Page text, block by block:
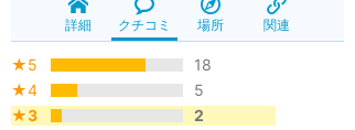
詳細 クチコミ 場所 関連
★5
18
★4
5
★3
2